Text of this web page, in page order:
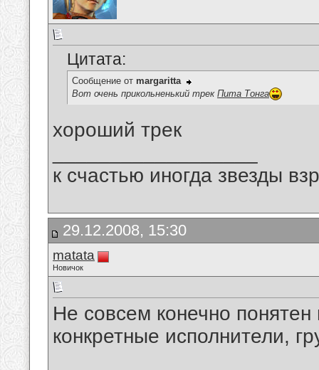
Цитата:
Сообщение от margaritta
Вот очень прикольненький трек Пита Тонга
хороший трек
к счастью иногда звезды
29.12.2008, 15:30
matata
Новичок
Не совсем конечно
конкретные исполнители,